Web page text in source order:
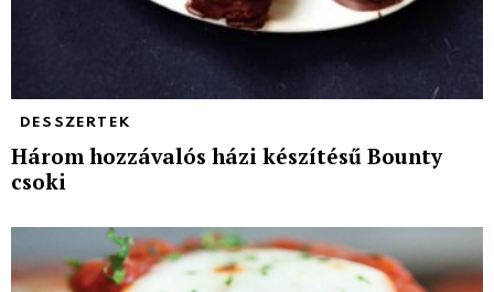
DESSZERTEK
Három hozzávalós házi készítésű Bounty
csoki